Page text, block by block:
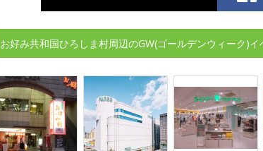
お好み共和国ひろしま村周辺のGW(ゴールデンウィーク)